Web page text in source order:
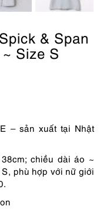
& Span
Size S
– sản xuất tại Nhật
chiều dài áo ~
phù hợp với nữ giới